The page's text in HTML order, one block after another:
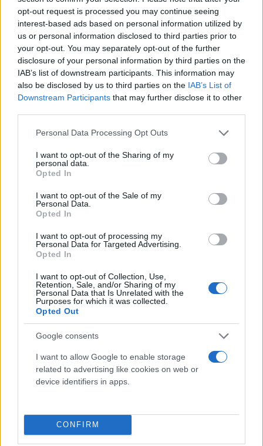
opt-out request is processed you may continue seeing
interest-based ads based on personal information utilized by
us or personal information disclosed to third parties prior to
your opt-out. You may separately opt-out of the further
disclosure of your personal information by third parties on the
IAB’s list of downstream participants. This information may
also be disclosed by us to third parties on the IAB’s List of
Downstream Participants that may further disclose it to other
Please note that this website/app uses one or more Google
not limited to your visit or usage behaviour. You may click to
grant or deny consent to Google and its third-party tags to
use your data for below specified purposes in below Google
consent section.
Personal Data Processing Opt Outs
I want to opt-out of the Sharing of my
personal data.
Opted In
I want to opt-out of the Sale of my
Personal Data.
Opted In
I want to opt-out of processing my
Personal Data for Targeted Advertising.
Opted In
I want to opt-out of Collection, Use,
Retention, Sale, and/or Sharing of my
Personal Data that Is Unrelated with the
Purposes for which it was collected.
Opted Out
Google consents
I want to allow Google to enable storage
related to advertising like cookies on web or
device identifiers in apps.
CONFIRM
εισοδήματος.
18.01.2026 20:27
Αγγελική
Γιαννακού
Τηλεδιασκέψεις χωρίς εξάντληση: Τι δείχνει νέα
μελέτη για την εργασία μετά την πανδημία
Νέα έρευνα δείχνει ότι οι βιντεοκλήσεις δεν είναι πιο
κουραστικές από τις διά ζώσης συναντήσεις
Δύσκολη νύχτα για την Αττική: «Αποφύγετε τις